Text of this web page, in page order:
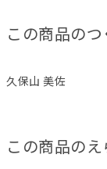
この商品のつ
久保山 美佐
この商品のえ